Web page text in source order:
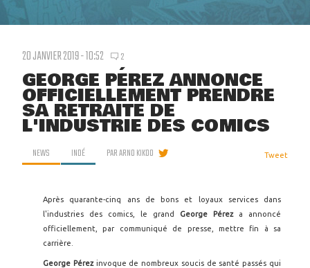
20 JANVIER 2019 - 10:52 2
GEORGE PÉREZ ANNONCE
OFFICIELLEMENT PRENDRE
SA RETRAITE DE
L'INDUSTRIE DES COMICS
NEWS INDÉ PARARNO KIKOO Tweet
Après quarante-cinq ans de bons et loyaux services dans
l'industries des comics, le grand George Pérez a annoncé
officiellement, par communiqué de presse, mettre fin à sa
carrière.
George Pérez invoque de nombreux soucis de santé passés qui